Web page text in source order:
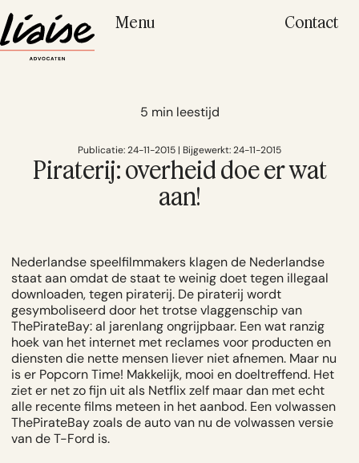
Menu Contact
5 min leestijd
Publicatie: 24-11-2015 | Bijgewerkt: 24-11-2015
Piraterij: overheid doe er wat
aan!
Nederlandse speelfilmmakers klagen de Nederlandse
staat aanomdat de staat te weinig doet tegen illegaal
downloaden, tegen piraterij. De piraterij wordt
gesymboliseerd door het trotse vlaggenschip van
ThePirateBay: al jarenlang ongrijpbaar. Een wat ranzig
hoek van het internet met reclames voor producten en
diensten die nette mensen liever niet afnemen. Maar nu
is er Popcorn Time! Makkelijk, mooi en doeltreffend. Het
ziet er net zo fijn uit als Netflix zelf maar dan met echt
alle recente films meteen in het aanbod. Een volwassen
ThePirateBay zoals de auto van nu de volwassen versie
van de T-Ford is.